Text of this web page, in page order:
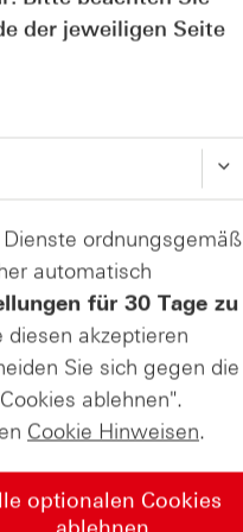
steigerte
und
zum
den ersten
der jeweiligen Seite
ordnungsgemäß
automatisch
für 30 Tage zu
diesen akzeptieren
Sie sich gegen die
ablehnen".
Cookie Hinweisen.
optionalen Cookies